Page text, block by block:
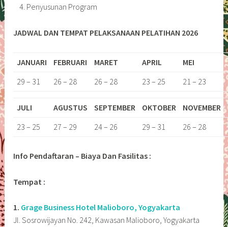
Penyusunan Program
JADWAL DAN TEMPAT PELAKSANAAN PELATIHAN 2026
JANUARI FEBRUARI MARET APRIL MEI
29 – 31
26 – 28 26 – 28 23 – 25 21 – 23
JULI AGUSTUS SEPTEMBER OKTOBER NOVEMBER
23 – 25
27 – 29 24 – 26 29 – 31 26 – 28
Info Pendaftaran – Biaya Dan Fasilitas :
Tempat :
1. Grage Business Hotel Malioboro, Yogyakarta
Jl. Sosrowijayan No. 242, Kawasan Malioboro, Yogyakarta